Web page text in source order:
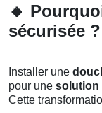
🔹
sécurisée ?
Installer une
pour une solution
Cette